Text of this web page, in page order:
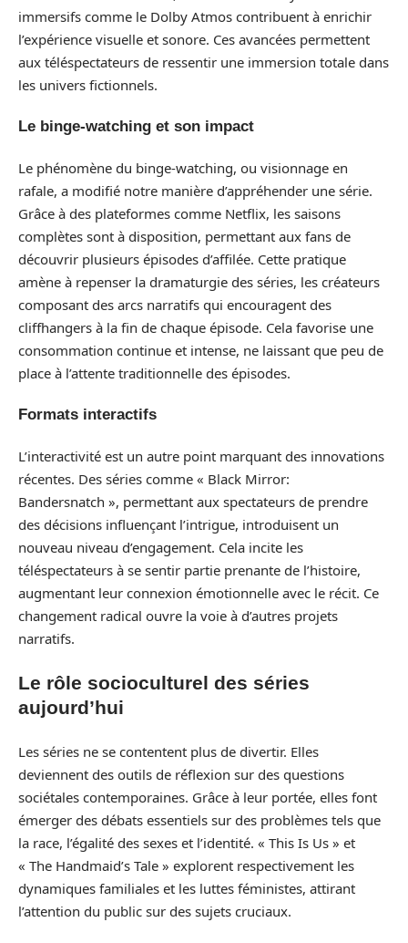
immersifs comme le Dolby Atmos contribuent à enrichir
l’expérience visuelle et sonore. Ces avancées permettent
aux téléspectateurs de ressentir une immersion totale dans
les univers fictionnels.
Le binge-watching et son impact
Le phénomène du binge-watching, ou visionnage en
rafale, a modifié notre manière d’appréhender une série.
Grâce à des plateformes comme Netflix, les saisons
complètes sont à disposition, permettant aux fans de
découvrir plusieurs épisodes d’affilée. Cette pratique
amène à repenser la dramaturgie des séries, les créateurs
composant des arcs narratifs qui encouragent des
cliffhangers à la fin de chaque épisode. Cela favorise une
consommation continue et intense, ne laissant que peu de
place à l’attente traditionnelle des épisodes.
Formats interactifs
L’interactivité est un autre point marquant des innovations
récentes. Des séries comme « Black Mirror:
Bandersnatch », permettant aux spectateurs de prendre
des décisions influençant l’intrigue, introduisent un
nouveau niveau d’engagement. Cela incite les
téléspectateurs à se sentir partie prenante de l’histoire,
augmentant leur connexion émotionnelle avec le récit. Ce
changement radical ouvre la voie à d’autres projets
narratifs.
Le rôle socioculturel des séries
aujourd’hui
Les séries ne se contentent plus de divertir. Elles
deviennent des outils de réflexion sur des questions
sociétales contemporaines. Grâce à leur portée, elles font
émerger des débats essentiels sur des problèmes tels que
la race, l’égalité des sexes et l’identité. « This Is Us » et
« The Handmaid’s Tale » explorent respectivement les
dynamiques familiales et les luttes féministes, attirant
l’attention du public sur des sujets cruciaux.